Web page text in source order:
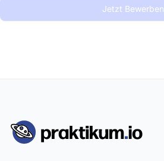
Jetzt Bewerben